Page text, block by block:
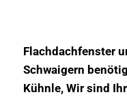
Flachdachfenster
Schwaigern
Kühnle, Wir sind